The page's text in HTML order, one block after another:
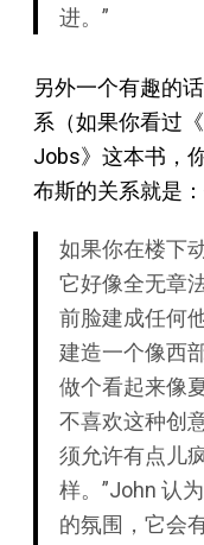
进。”
另外一个有趣的
系（如果你看过
Jobs》这本书，
布斯的关系就是
如果你在楼下
它好像全无章
前脸建成任何
建造一个像西
做个看起来像
不喜欢这种创
须允许有点儿
样。”John 认
的氛围，它会